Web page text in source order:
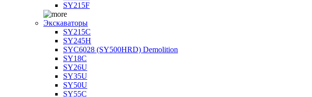
SY215F
Экскаваторы
SY215C
SY245H
SYC6028 (SY500HRD) Demolition
SY18C
SY26U
SY35U
SY50U
SY55C